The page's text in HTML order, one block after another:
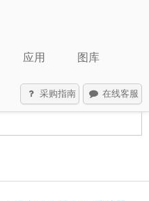
应用 图库
采购指南 在线客服